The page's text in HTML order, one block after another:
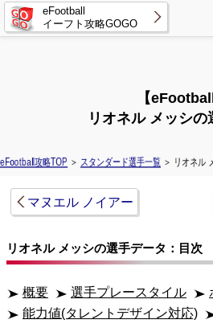
eFootball
イーフト攻略GOGO
【eFootball
リオネル メッシの
eFootball攻略TOP ＞ スタンダード選手一覧 ＞ リオネル
マヌエル ノイアー
リオネル メッシの選手データ：目次
概要 選手プレースタイル
能力値(タレントデザイン対応)